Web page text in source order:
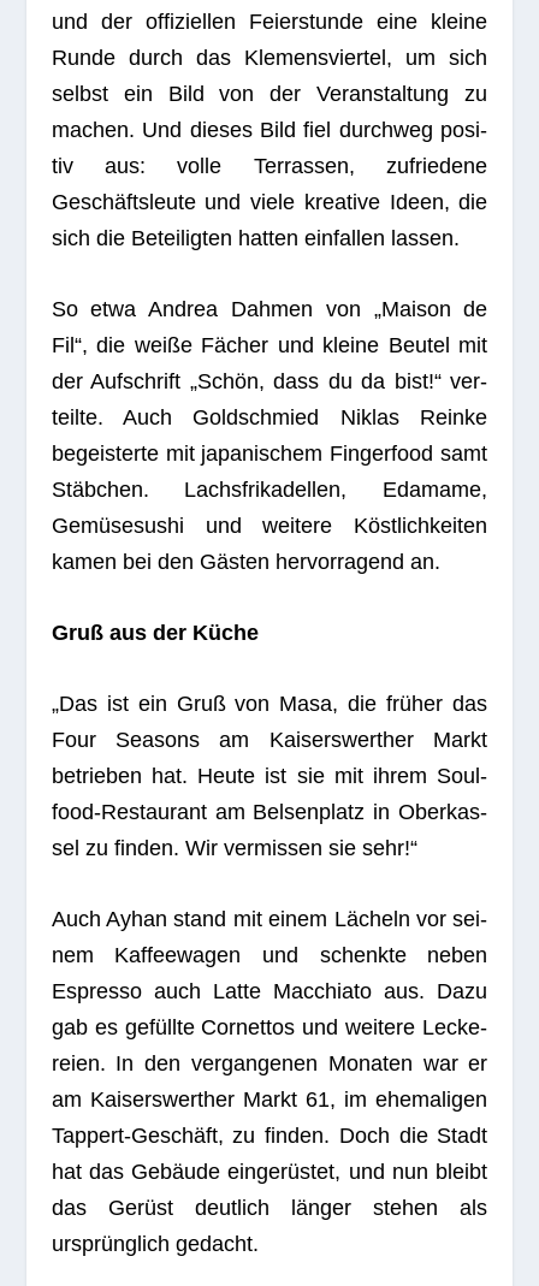
und der offi­zi­el­len Fei­er­stunde eine kleine
Runde durch das Kle­mens­vier­tel, um sich
selbst ein Bild von der Ver­an­stal­tung zu
machen. Und die­ses Bild fiel durch­weg posi­
tiv aus: volle Ter­ras­sen, zufrie­dene
Geschäfts­leute und viele krea­tive Ideen, die
sich die Betei­lig­ten hat­ten ein­fal­len lassen.
So etwa Andrea Dah­men von „Mai­son de
Fil“, die weiße Fächer und kleine Beu­tel mit
der Auf­schrift „Schön, dass du da bist!“ ver­
teilte. Auch Gold­schmied Niklas Reinke
begeis­terte mit japa­ni­schem Fin­ger­food samt
Stäb­chen. Lachs­fri­ka­del­len, Eda­mame,
Gemü­se­su­shi und wei­tere Köst­lich­kei­ten
kamen bei den Gäs­ten her­vor­ra­gend an.
Gruß aus der Küche
„Das ist ein Gruß von Masa, die frü­her das
Four Sea­sons am Kai­sers­wert­her Markt
betrie­ben hat. Heute ist sie mit ihrem Soul­
food-Restau­rant am Bel­sen­platz in Ober­kas­
sel zu fin­den. Wir ver­mis­sen sie sehr!“
Auch Ayhan stand mit einem Lächeln vor sei­
nem Kaf­fee­wa­gen und schenkte neben
Espresso auch Latte Mac­chiato aus. Dazu
gab es gefüllte Cor­net­tos und wei­tere Lecke­
reien. In den ver­gan­ge­nen Mona­ten war er
am Kai­sers­wert­her Markt 61, im ehe­ma­li­gen
Tap­pert-Geschäft, zu fin­den. Doch die Stadt
hat das Gebäude ein­ge­rüs­tet, und nun bleibt
das Gerüst deut­lich län­ger ste­hen als
ursprüng­lich gedacht.